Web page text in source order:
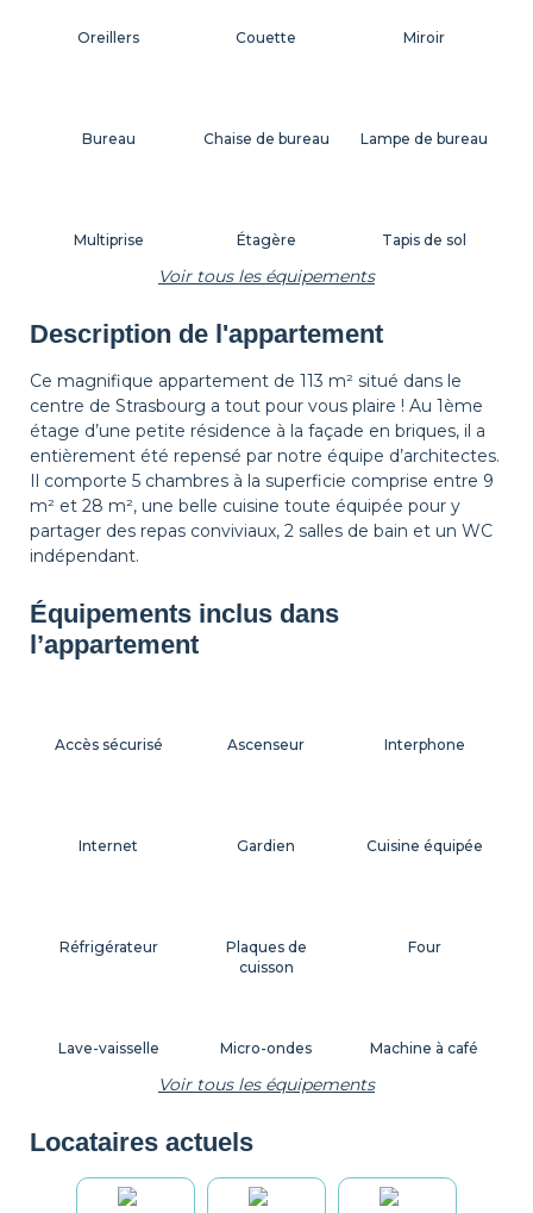
Lampe de bureau
Corbeille à papier
Rideaux
Multiprise
Décorations
Oreillers Couette
Bureau
Étagère
Table de chevet Lampe de chevet
Tapis de sol
Miroir
Chaise de bureau
Voir tous les équipements
Description de l'appartement
Ce magnifique appartement de 113 m² situé dans le
centre de Strasbourg a tout pour vous plaire ! Au 1ème
étage d’une petite résidence à la façade en briques, il a
entièrement été repensé par notre équipe d’architectes.
Il comporte 5 chambres à la superficie comprise entre 9
m² et 28 m², une belle cuisine toute équipée pour y
partager des repas conviviaux, 2 salles de bain et un WC
indépendant.
Équipements inclus dans
l’appartement
Internet Cuisine équipée
Réfrigérateur
Micro-ondes
Four
Plaques de
cuisson
Machine à café
Bouilloire
Grille-pain
Accès sécurisé
Lave-vaisselle
Ascenseur Interphone
Gardien
Voir tous les équipements
Locataires actuels